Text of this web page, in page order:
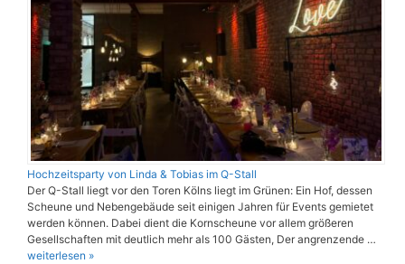
Hochzeitsparty von Linda & Tobias im Q-Stall
Der Q-Stall liegt vor den Toren Kölns liegt im Grünen: Ein Hof, dessen
Scheune und Nebengebäude seit einigen Jahren für Events gemietet
werden können. Dabei dient die Kornscheune vor allem größeren
Gesellschaften mit deutlich mehr als 100 Gästen, Der angrenzende …
weiterlesen »